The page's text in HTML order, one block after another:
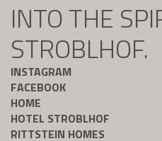
INTO THE
STROBLHOF.
INSTAGRAM
FACEBOOK
HOME
HOTEL STROBLHOF
RITTSTEIN HOMES